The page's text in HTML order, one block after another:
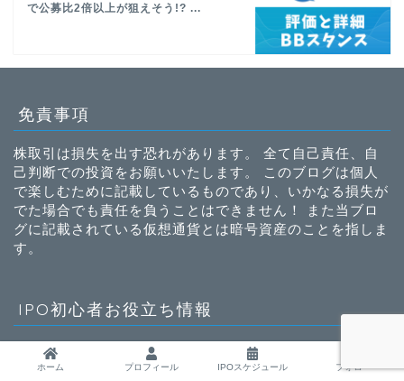
で公募比2倍以上が狙えそう!? ...
免責事項
株取引は損失を出す恐れがあります。 全て自己責任、自
己判断での投資をお願いいたします。 このブログは個人
で楽しむために記載しているものであり、いかなる損失が
でた場合でも責任を負うことはできません！ また当ブロ
グに記載されている仮想通貨とは暗号資産のことを指しま
す。
IPO初心者お役立ち情報
資金移動を無料にする方法
資金移動を無料にする方法その2
ホーム プロフィール IPOスケジュール フォロー